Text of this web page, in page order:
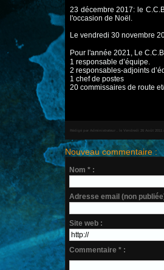
23 décembre 2017: le
l'occasion de Noël.
Le vendredi 30 novembre
Pour l'année 2021, Le
1 responsable d’équipe.
2 responsables-adjoints
1 chef de postes
20 commissaires de route
Rédigé par Administrateur . le Vendredi 26 Août 2011
Nouveau commentaire :
Nom * :
Adresse email (non
Site web :
Commentaire * :